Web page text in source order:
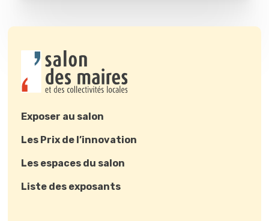
Exposer au salon
Les Prix de l’innovation
Les espaces du salon
Liste des exposants